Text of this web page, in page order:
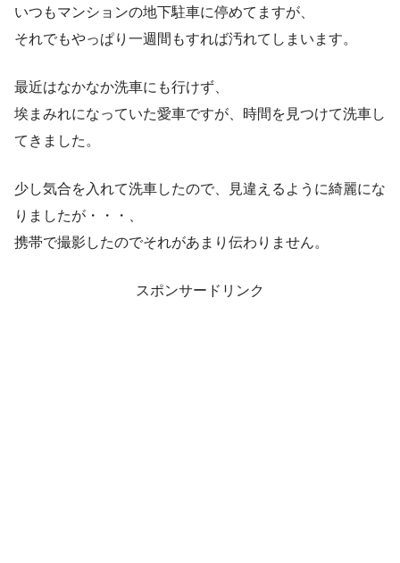
いつもマンションの地下駐車に停めてますが、
それでもやっぱり一週間もすれば汚れてしまいます。
最近はなかなか洗車にも行けず、
埃まみれになっていた愛車ですが、時間を見つけて洗車し
てきました。
少し気合を入れて洗車したので、見違えるように綺麗にな
りましたが・・・、
携帯で撮影したのでそれがあまり伝わりません。
スポンサードリンク